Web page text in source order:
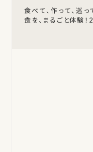
食べて、作って、巡っ
食を、まるごと体験